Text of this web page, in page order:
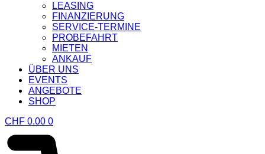
LEASING
FINANZIERUNG
SERVICE-TERMINE
PROBEFAHRT
MIETEN
ANKAUF
ÜBER UNS
EVENTS
ANGEBOTE
SHOP
CHF 0.00 0